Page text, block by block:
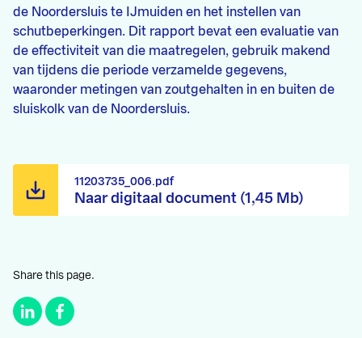
de Noordersluis te IJmuiden en het instellen van
schutbeperkingen. Dit rapport bevat een evaluatie van
de effectiviteit van die maatregelen, gebruik makend
van tijdens die periode verzamelde gegevens,
waaronder metingen van zoutgehalten in en buiten de
sluiskolk van de Noordersluis.
Naar digitaal document (1,45 Mb)
11203735_006.pdf
Share this page.